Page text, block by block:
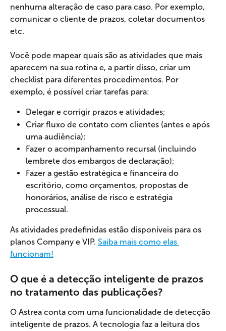
nenhuma alteração de caso para caso. Por exemplo,
comunicar o cliente de prazos, coletar documentos
etc.
Você pode mapear quais são as atividades que mais
aparecem na sua rotina e, a partir disso, criar um
checklist para diferentes procedimentos. Por
exemplo, é possível criar tarefas para:
Delegar e corrigir prazos e atividades;
Criar fluxo de contato com clientes (antes e após
uma audiência);
Fazer o acompanhamento recursal (incluindo
lembrete dos embargos de declaração);
Fazer a gestão estratégica e financeira do
escritório, como orçamentos, propostas de
honorários, análise de risco e estratégia
processual.
As atividades predefinidas estão disponíveis para os
planos Company e VIP. Saiba mais como elas
funcionam!
O que é a detecção inteligente de prazos
no tratamento das publicações?
O Astrea conta com uma funcionalidade de detecção
inteligente de prazos. A tecnologia faz a leitura dos